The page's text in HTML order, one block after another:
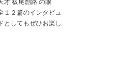
１２篇のインタビュ
としてもぜひお楽し